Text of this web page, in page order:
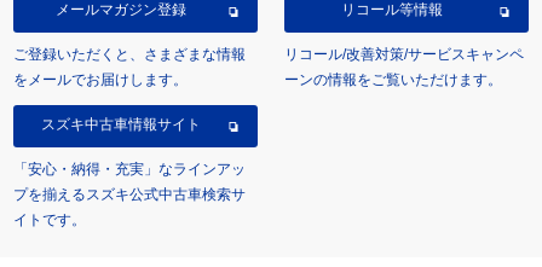
メールマガジン登録
ご登録いただくと、さまざまな情報
をメールでお届けします。
リコール等情報
リコール/改善対策/サービスキャンペ
ーンの情報をご覧いただけます。
スズキ中古車情報サイト
「安心・納得・充実」なラインアッ
プを揃えるスズキ公式中古車検索サ
イトです。